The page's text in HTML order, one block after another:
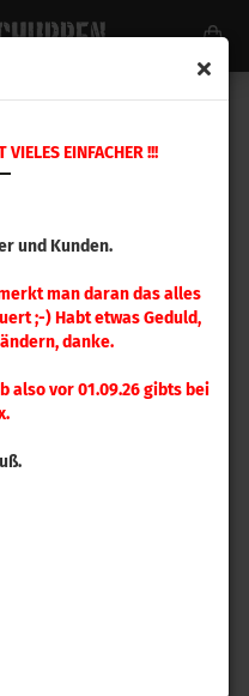
VIELES EINFACHER !!!
und Kunden.
man daran das alles
;-) Habt etwas Geduld,
danke.
also vor 01.09.26 gibts bei
48 pro Seite
pro Seite
8 9 »